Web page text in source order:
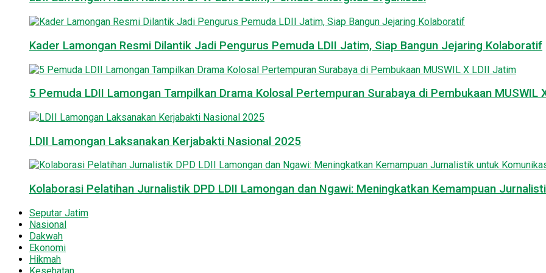
Kader Lamongan Resmi Dilantik Jadi Pengurus Pemuda LDII Jatim, Siap Bangun Jejaring Kolaboratif
5 Pemuda LDII Lamongan Tampilkan Drama Kolosal Pertempuran Surabaya di Pembukaan MUSWIL
LDII Lamongan Laksanakan Kerjabakti Nasional 2025
Kolaborasi Pelatihan Jurnalistik DPD LDII Lamongan dan Ngawi: Meningkatkan Kemampuan
Seputar Jatim
Nasional
Dakwah
Ekonomi
Hikmah